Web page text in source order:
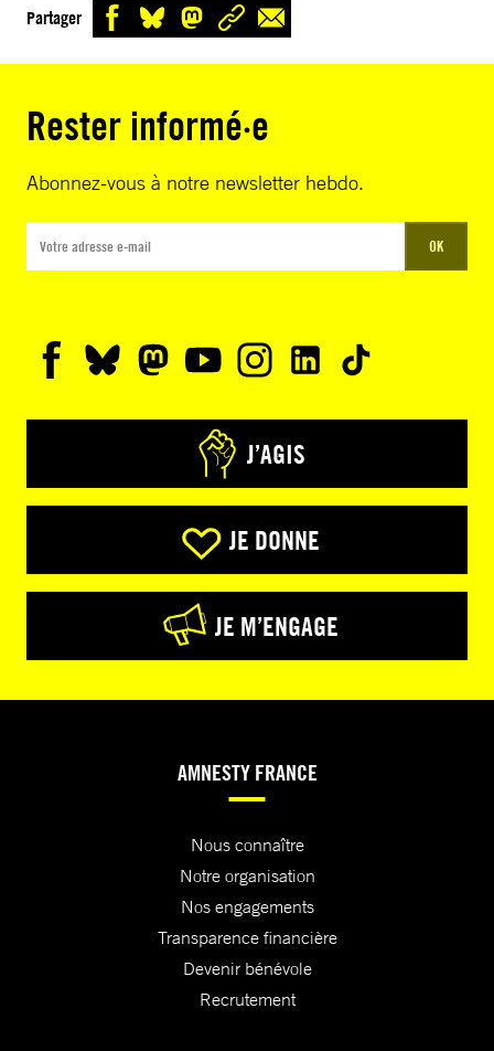
Partager
Rester informé·e
Abonnez-vous à notre newsletter hebdo.
OK
J’AGIS
JE DONNE
JE M’ENGAGE
AMNESTY FRANCE
Nous connaître
Notre organisation
Nos engagements
Transparence financière
Devenir bénévole
Recrutement